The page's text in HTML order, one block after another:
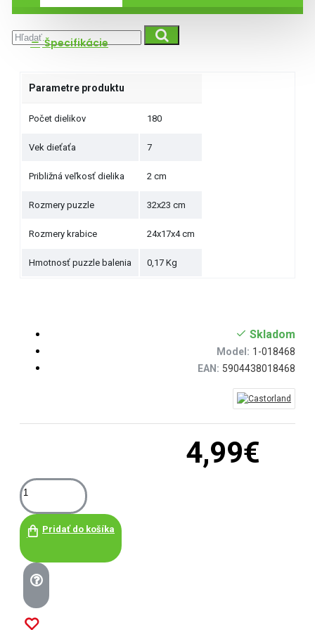
Špecifikácie
Parametre produktu
Počet dielikov 180
Vek dieťaťa 7
Približná veľkosť dielika 2 cm
Rozmery puzzle 32x23 cm
Rozmery krabice 24x17x4 cm
Hmotnosť puzzle balenia 0,17 Kg
4,99€
Skladom
Model: 1-018468
EAN: 5904438018468
Pridať do košíka